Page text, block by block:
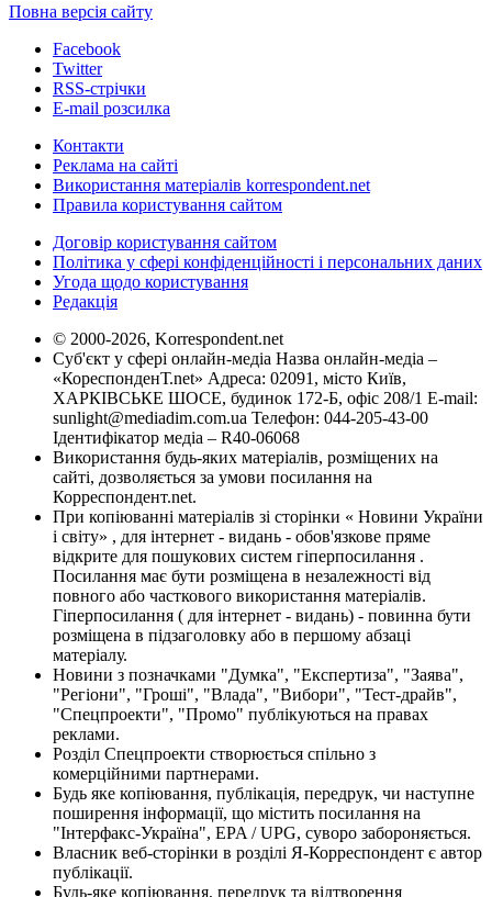
Повна версія сайту
Facebook
Twitter
RSS-стрічки
E-mail розсилка
Контакти
Реклама на сайті
Використання матеріалів korrespondent.net
Правила користування сайтом
Договір користування сайтом
Політика у сфері конфіденційності і персональних даних
Угода щодо користування
Редакція
© 2000-2026, Korrespondent.net
Суб'єкт у сфері онлайн-медіа Назва онлайн-медіа –
«КореспонденТ.net» Адреса: 02091, місто Київ,
ХАРКІВСЬКЕ ШОСЕ, будинок 172-Б, офіс 208/1 E-mail:
sunlight@mediadim.com.ua Телефон: 044-205-43-00
Ідентифікатор медіа – R40-06068
Використання будь-яких матеріалів, розміщених на
сайті, дозволяється за умови посилання на
Корреспондент.net.
При копіюванні матеріалів зі сторінки « Новини України
і світу» , для інтернет - видань - обов'язкове пряме
відкрите для пошукових систем гіперпосилання .
Посилання має бути розміщена в незалежності від
повного або часткового використання матеріалів.
Гіперпосилання ( для інтернет - видань) - повинна бути
розміщена в підзаголовку або в першому абзаці
матеріалу.
Новини з позначками "Думка", "Експертиза", "Заява",
"Регіони", "Гроші", "Влада", "Вибори", "Тест-драйв",
"Спецпроекти", "Промо" публікуються на правах
реклами.
Розділ Спецпроекти створюється спільно з
комерційними партнерами.
Будь яке копіювання, публікація, передрук, чи наступне
поширення інформації, що містить посилання на
"Інтерфакс-Україна", EPA / UPG, суворо забороняється.
Власник веб-сторінки в розділі Я-Корреспондент є автор
публікації.
Будь-яке копіювання, передрук та відтворення